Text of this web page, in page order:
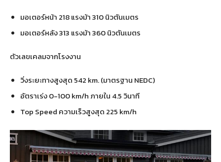
มอเตอร์หน้า 218 แรงม้า 310 นิวตันเมตร
มอเตอร์หลัง 313 แรงม้า 360 นิวตันเมตร
ตัวเลขเคลมจากโรงงาน
วิ่งระยะทางสูงสุด 542 km. (มาตรฐาน NEDC)
อัตราเร่ง 0-100 km/h ภายใน 4.5 วินาที
Top Speed ความเร็วสูงสุด 225 km/h